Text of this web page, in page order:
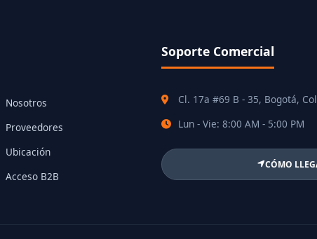
Nosotros
Proveedores
Ubicación
Acceso B2B
Soporte Comercial
Cl. 17a #69 B - 35, Bogotá,
Lun - Vie: 8:00 AM - 5:00 PM
CÓMO